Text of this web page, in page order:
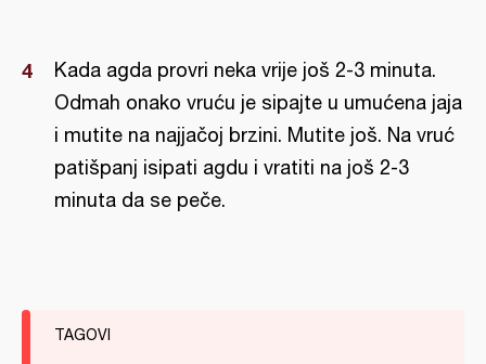
Kada agda provri neka vrije još 2-3 minuta.
Odmah onako vruću je sipajte u umućena jaja
i mutite na najjačoj brzini. Mutite još. Na vruć
patišpanj isipati agdu i vratiti na još 2-3
minuta da se peče.
TAGOVI